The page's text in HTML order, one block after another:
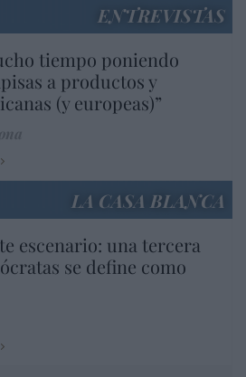
ENTREVISTAS
tiempo poniendo
a productos y
(y europeas)”
LA CASA BLANCA
escenario: una tercera
se define como